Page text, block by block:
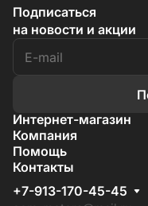
Подписаться
на новости и акции
Интернет-магазин
Акции
Бренды
Компания
О компании
Документы
Условия поставки
Отзывы
Помощь
Условия доставки
Способы оплаты
Гарантия на товар
Контакты
+7-913-170-45-45